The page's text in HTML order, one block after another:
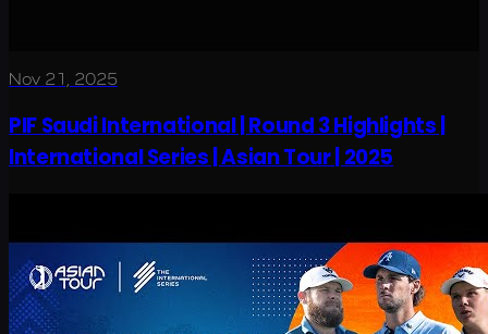
Nov 21, 2025
PIF Saudi International | Round 3 Highlights |
International Series | Asian Tour | 2025